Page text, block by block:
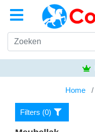
Home
Filters (0)